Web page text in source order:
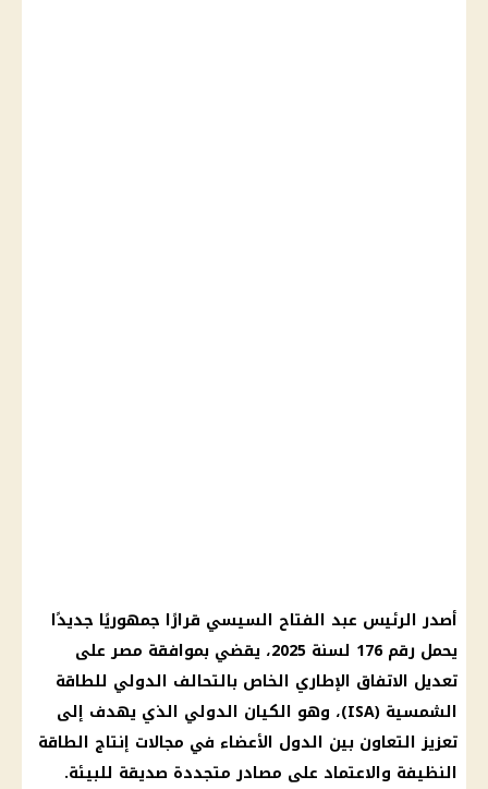
أصدرالرئيس عبد الفتاح السيسي قرارًا جمهوريًا جديدًا
يحمل رقم 176 لسنة 2025، يقضي بموافقة مصر على
تعديل الاتفاق الإطاري الخاص بالتحالف الدولي للطاقة
الشمسية (ISA)، وهو الكيان الدولي الذي يهدف إلى
تعزيز التعاون بين الدول الأعضاء في مجالات إنتاج الطاقة
النظيفة والاعتماد على مصادر متجددة صديقة للبيئة.